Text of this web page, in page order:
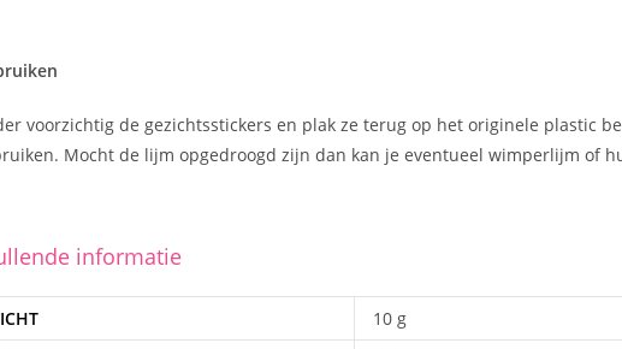
voorzichtig de gezichtsstickers en plak ze terug op het originele plastic
Mocht de lijm opgedroogd zijn dan kan je eventueel wimperlijm of
informatie
10 g